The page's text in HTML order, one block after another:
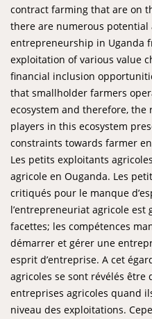
contract farming that are on
there are numerous
entrepreneurship in Uganda
exploitation of various value
financial inclusion
that smallholder farmers
ecosystem and therefore, the
players in this ecosystem
constraints towards farmer
Les petits exploitants
agricole en Ouganda. Les
critiqués pour le manque
l’entrepreneuriat agricole
facettes; les compétences
démarrer et gérer une
esprit d’entreprise. A cet
agricoles se sont révélés être
entreprises agricoles quand
niveau des exploitations.